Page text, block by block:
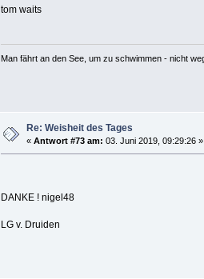
tom waits
Man fährt an den See, um zu schwimmen - nicht
Re: Weisheit des Tages
«Antwort #73 am: 03. Juni 2019, 09:29:26 »
DANKE ! nigel48
LG v. Druiden